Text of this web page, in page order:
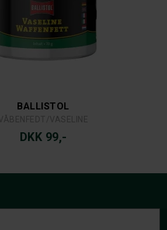
BALLISTOL
DKK 99,-